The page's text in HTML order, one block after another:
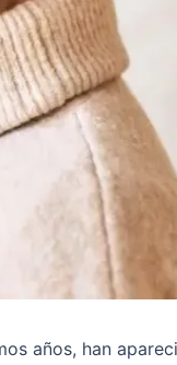
años, han